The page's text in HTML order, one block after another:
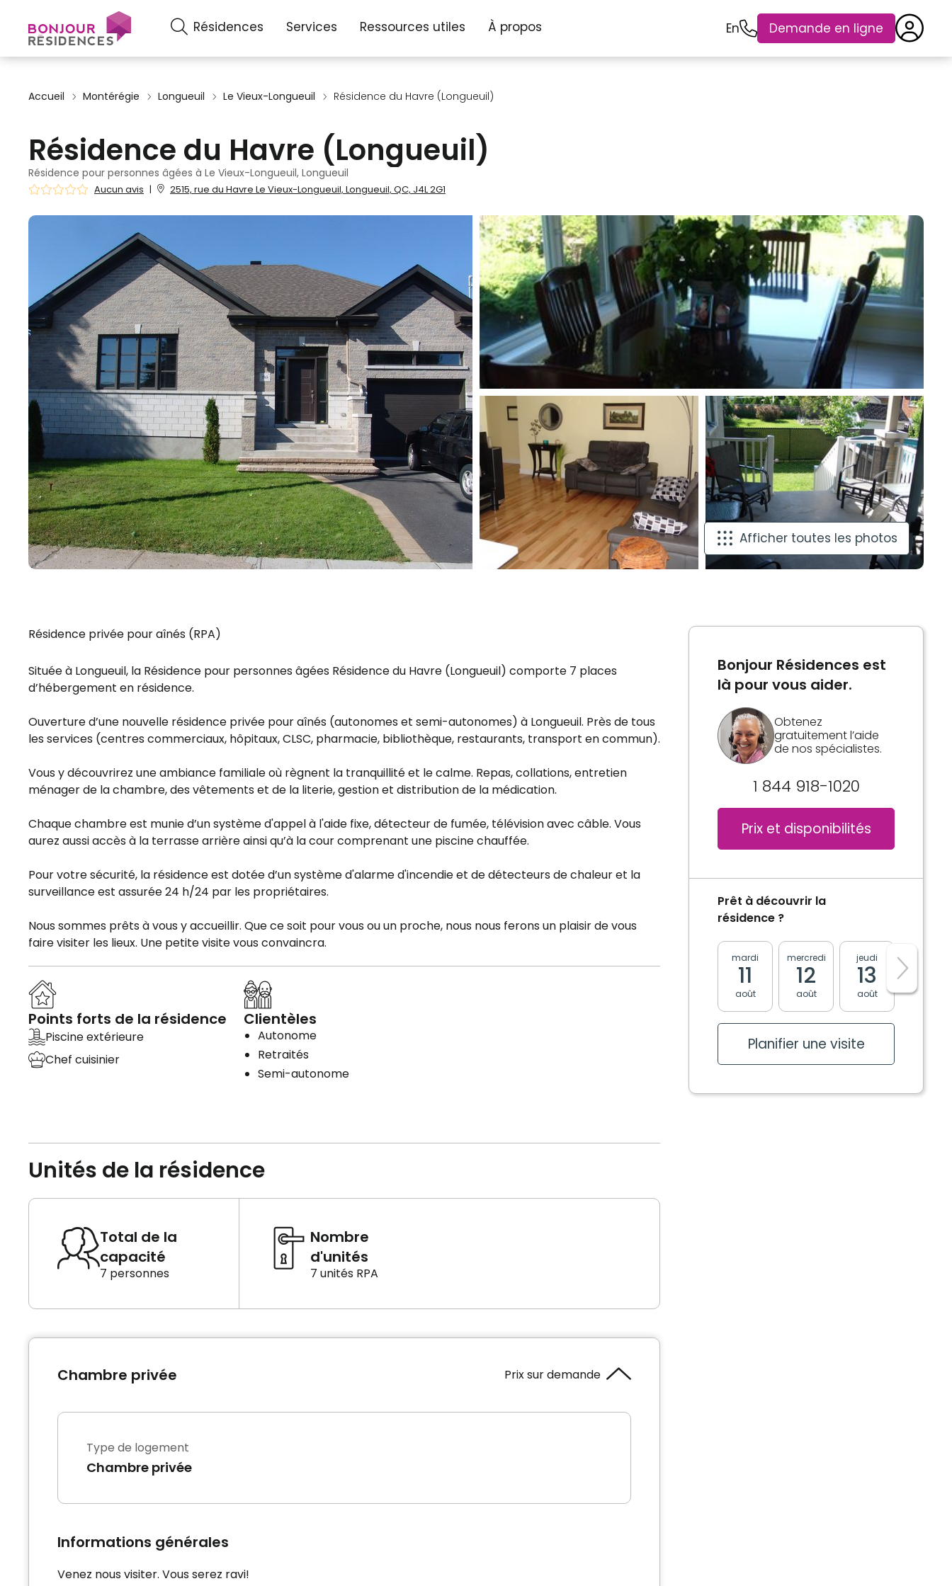
Résidences Services Ressources utiles À propos En Demande en ligne
Accueil Montérégie Longueuil Le Vieux-Longueuil Résidence du Havre (Longueuil)
Résidence du Havre (Longueuil)
Résidence pour personnes âgées à Le Vieux-Longueuil, Longueuil
Aucun avis | 2515, rue du Havre Le Vieux-Longueuil, Longueuil, QC, J4L 2G1
Afficher toutes les photos
Résidence privée pour aînés (RPA)
Située à Longueuil, la Résidence pour personnes âgées Résidence du Havre (Longueuil) comporte 7 places
d’hébergement en résidence.
Ouverture d’une nouvelle résidence privée pour aînés (autonomes et semi-autonomes) à Longueuil. Près de tous
les services (centres commerciaux, hôpitaux, CLSC, pharmacie, bibliothèque, restaurants, transport en commun).
Vous y découvrirez une ambiance familiale où règnent la tranquillité et le calme. Repas, collations, entretien
ménager de la chambre, des vêtements et de la literie, gestion et distribution de la médication.
Chaque chambre est munie d’un système d'appel à l'aide fixe, détecteur de fumée, télévision avec câble. Vous
aurez aussi accès à la terrasse arrière ainsi qu’à la cour comprenant une piscine chauffée.
Pour votre sécurité, la résidence est dotée d’un système d'alarme d'incendie et de détecteurs de chaleur et la
surveillance est assurée 24 h/24 par les propriétaires.
Nous sommes prêts à vous y accueillir. Que ce soit pour vous ou un proche, nous nous ferons un plaisir de vous
faire visiter les lieux. Une petite visite vous convaincra.
Points forts de la résidence
Piscine extérieure
Chef cuisinier
Clientèles
Autonome
Retraités
Semi-autonome
Unités de la résidence
Total de la
capacité
7 personnes
Nombre
d'unités
7 unités RPA
Chambre privée Prix sur demande
Type de logement
Chambre privée
Informations générales
Venez nous visiter. Vous serez ravi!
Bonjour Résidences est
là pour vous aider.
Obtenez
gratuitement l’aide
de nos spécialistes.
1 844 918-1020
Prix et disponibilités
Prêt à découvrir la
résidence ?
mardi
11
août
mercredi
12
août
jeudi
13
août août
Planifier une visite